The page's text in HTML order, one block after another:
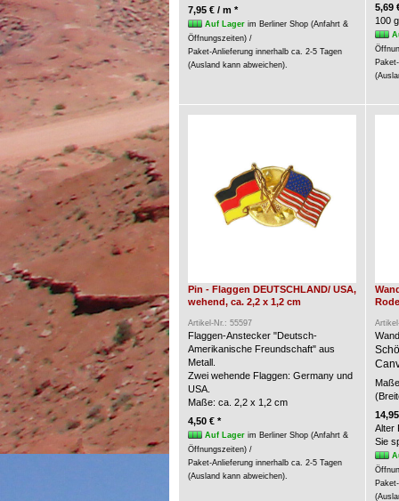
7,95 € / m *
Auf Lagerim Berliner Shop (Anfahrt &
Öffnungszeiten) /
Paket-Anlieferung innerhalb ca. 2-5 Tagen
(Ausland kann abweichen).
5,69
100
Pin - Flaggen DEUTSCHLAND/ USA,
wehend, ca. 2,2 x 1,2 cm
Artikel-Nr.: 55597
Flaggen-Anstecker "Deutsch-
Amerikanische Freundschaft" aus
Metall.
Zwei wehende Flaggen: Germany und
USA.
Maße: ca. 2,2 x 1,2 cm
4,50 € *
Auf Lagerim Berliner Shop (Anfahrt &
Öffnungszeiten) /
Paket-Anlieferung innerhalb ca. 2-5 Tagen
(Ausland kann abweichen).
Alter
Sie